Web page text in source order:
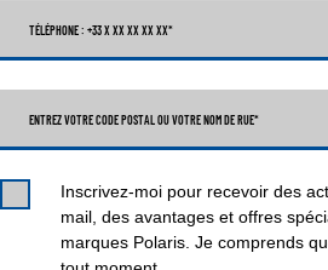
TÉLÉPHONE : +33 X XX XX XX XX*
ENTREZ VOTRE CODE POSTAL OU VOTRE NOM DE RUE*
Inscrivez-moi pour recevoir des
mail, des avantages et offres
marques Polaris. Je comprends